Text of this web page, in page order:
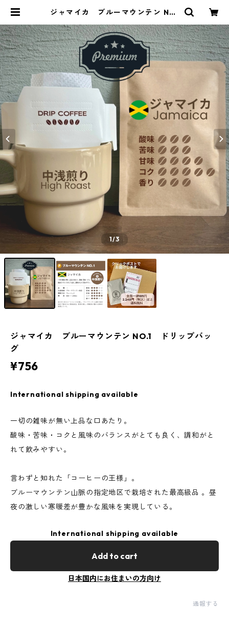
ジャマイカ ブルーマウンテン NO.
1/3
ジャマイカ ブルーマウンテン NO.1 ドリップバッ
グ
¥756
International shipping available
一切の雑味が無い上品な口あたり。
酸味・苦味・コクと風味のバランスがとても良く、調和がと
れて飲みやすい。
言わずと知れた「コーヒーの王様」。
ブルーマウンテン山脈の指定地区で栽培された最高級品 。昼
夜の激しい寒暖差が豊かな風味を実現している。
International shipping available
Add to cart
日本国内にお住まいの方向け
通報する